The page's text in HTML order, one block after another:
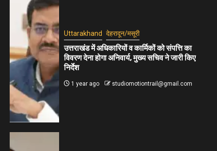
Uttarakhand देहरादून/मसूरी
उत्तराखंड में अधिकारियों व कार्मिकों को संपत्ति का
विवरण देना होगा अनिवार्य, मुख्य सचिव ने जारी किए
निर्देश
1 year ago studiomotiontrail@gmail.com